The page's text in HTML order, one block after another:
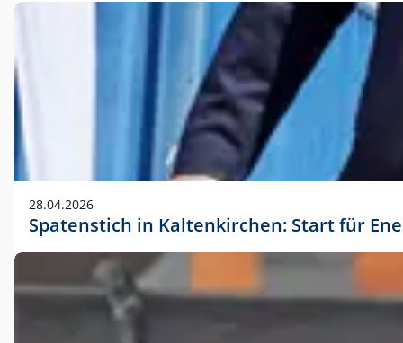
28.04.2026
Spatenstich in Kaltenkirchen: Start für